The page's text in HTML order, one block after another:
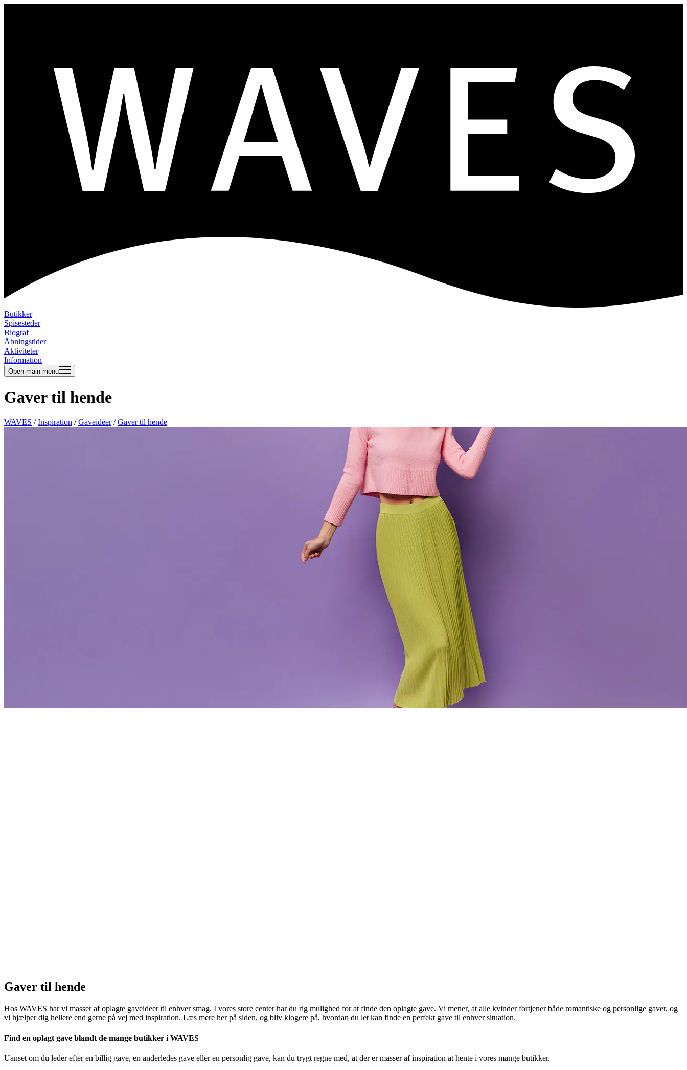
Butikker
Spisesteder
Biograf
Åbningstider
Aktiviteter
Information
Open main menu
Gaver til hende
WAVES /Inspiration /Gaveidéer/Gaver til hende
Gaver til hende
Hos WAVES har vi masser af oplagte gaveideer til enhver smag. I vores store center har du rig mulighed for at finde den oplagte gave. Vi mener, at alle kvinder fortjener både romantiske og personlige gaver, og
vi hjælper dig hellere end gerne på vej med inspiration. Læs mere her på siden, og bliv klogere på, hvordan du let kan finde en perfekt gave til enhver situation.
Find en oplagt gave blandt de mange butikker i WAVES
Uanset om du leder efter en billig gave, en anderledes gave eller en personlig gave, kan du trygt regne med, at der er masser af inspiration at hente i vores mange butikker.